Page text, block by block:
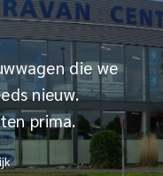
die we
nieuw.
prima.